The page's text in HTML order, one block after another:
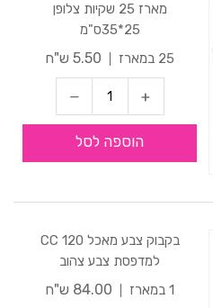
הבריאות וכמו כן בתקנים
להדפסה על שוקולד. הדפים
הבד"ץ-העדה החרדית
לעמוד לרשותכם עם
מארז 25 שקיות צלופן
25*35ס"מ
25 במארז
5.50 ש"ח
הוספה לסל
בקבוק צבע מאכל 120 CC
למדפסת צבע צהוב
1 במארז
84.00 ש"ח